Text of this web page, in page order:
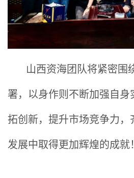
山西资海团队将紧密围
署，以身作则不断加强自身
拓创新，提升市场竞争力，
发展中取得更加辉煌的成就！